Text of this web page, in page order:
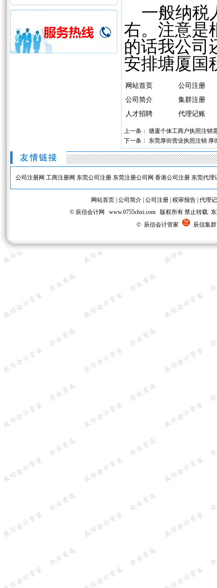
一般纳税
右。注意是
的话我公司
安排塘厦国
网站首页
公司注册
公司简介
集群注册
人才招聘
代理记账
上一条： 塘厦个体工商户执照注销
下一条： 东莞厚街营业执照注销 厚
公司注册网 工商注册网 东莞公司注册 东莞注册公司网 香港公司注册 东莞代理
网站首页 公司简介 公司注册 税审报告 代理
© 辰信会计网 www.0755chxi.com 版权所有 禁止转载
© 辰信会计管家
辰信集